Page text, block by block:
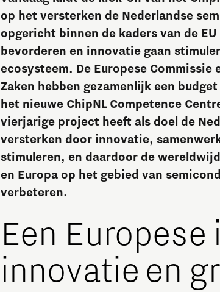
Micro and nano electronics
op het versterken de Nederlandse
opgericht binnen de kaders van de
bevorderen en innovatie gaan
ecosysteem. De Europese
Zaken hebben gezamenlijk een
het nieuwe ChipNL Competence
vierjarige project heeft als doel de
versterken door innovatie,
stimuleren, en daardoor de
en Europa op het gebied van
verbeteren.
Een
innovatie en